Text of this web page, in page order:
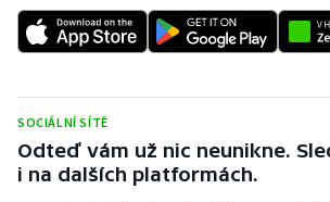
Rychlobruslení
Short track
Sportovní střelba
SOCIÁLNÍ SÍTĚ
Odteď vám už nic neunikne.
i na dalších platformách.